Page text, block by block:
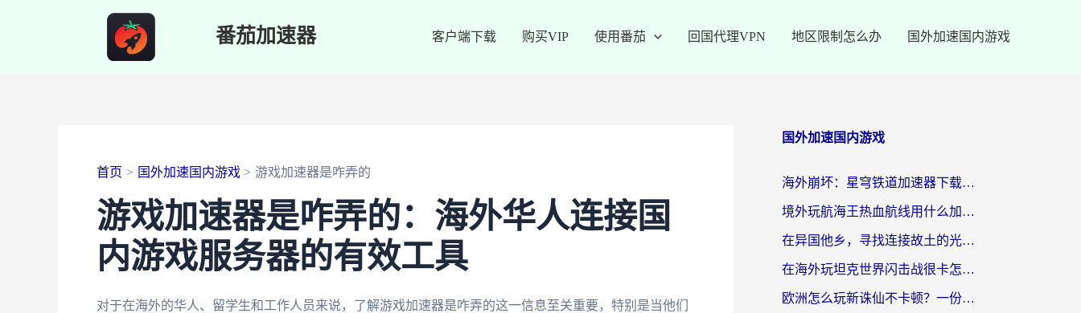
番茄加速器 客户端下载 购买VIP 使用番茄 回国代理VPN 地区限制怎么办 国外加速国内游戏
首页 国外加速国内游戏 游戏加速器是咋弄的
游戏加速器是咋弄的：海外华人连接国
内游戏服务器的有效工具
对于在海外的华人、留学生和工作人员来说，了解游戏加速器是咋弄的这一信息至关重要，特别是当他们
国外加速国内游戏
海外崩坏：星穹铁道加速器下载安装：一份给游子的终极网络指南
境外玩航海王热血航线用什么加速器？2026海外玩家实测最优方案（附欧洲问道堡垒前线加速技巧）
在异国他乡，寻找连接故土的光明大陆免费加速器
在海外玩坦克世界闪击战很卡怎么办？老玩家亲测有效的加速器选择指南
欧洲怎么玩新诛仙不卡顿？一份给海外游子的国服游戏畅玩指南